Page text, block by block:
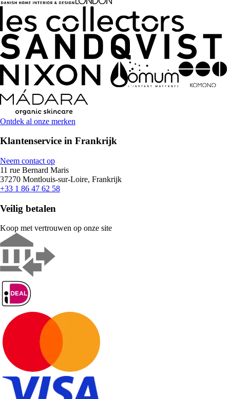
Ontdek al onze merken
Klantenservice in Frankrijk
Neem contact op
11 rue Bernard Maris
37270 Montlouis-sur-Loire, Frankrijk
+33 1 86 47 62 58
Veilig betalen
Koop met vertrouwen op onze site